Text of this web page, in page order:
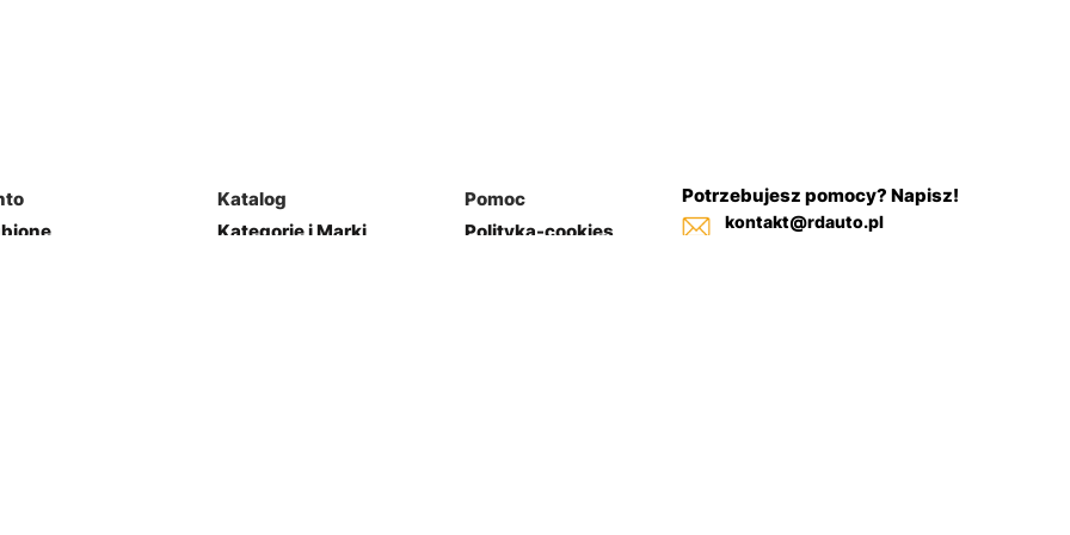
Katalog
Kategorie i Marki
Pomoc
Polityka-cookies
Potrzebujesz pomocy? Napisz!
kontakt@rdauto.pl